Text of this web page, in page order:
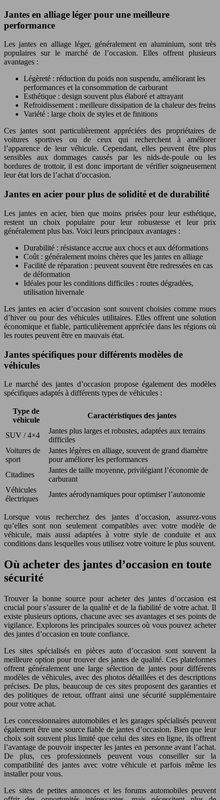
Jantes en alliage léger pour une meilleure
performance
Les jantes en alliage léger, généralement en aluminium, sont très
populaires sur le marché de l’occasion. Elles offrent plusieurs
avantages :
Légèreté : réduction du poids non suspendu, améliorant les
performances et la consommation de carburant
Esthétique : design souvent plus élaboré et attrayant
Refroidissement : meilleure dissipation de la chaleur des freins
Variété : large choix de styles et de finitions
Ces jantes sont particulièrement appréciées des propriétaires de
voitures sportives ou de ceux qui recherchent à améliorer
l’apparence de leur véhicule. Cependant, elles peuvent être plus
sensibles aux dommages causés par les nids-de-poule ou les
bordures de trottoir, il est donc important de vérifier soigneusement
leur état lors de l’achat d’occasion.
Jantes en acier pour plus de solidité et de durabilité
Les jantes en acier, bien que moins prisées pour leur esthétique,
restent un choix populaire pour leur robustesse et leur prix
généralement plus bas. Voici leurs principaux avantages :
Durabilité : résistance accrue aux chocs et aux déformations
Coût : généralement moins chères que les jantes en alliage
Facilité de réparation : peuvent souvent être redressées en cas
de déformation
Idéales pour les conditions difficiles : routes dégradées,
utilisation hivernale
Les jantes en acier d’occasion sont souvent choisies comme roues
d’hiver ou pour des véhicules utilitaires. Elles offrent une solution
économique et fiable, particulièrement appréciée dans les régions où
les routes peuvent être en mauvais état.
Jantes spécifiques pour différents modèles de
véhicules
Le marché des jantes d’occasion propose également des modèles
spécifiques adaptés à différents types de véhicules :
Type de
véhicule
Caractéristiques des jantes
SUV / 4×4
Jantes plus larges et robustes, adaptées aux terrains
difficiles
Voitures de
sport
Jantes légères en alliage, souvent de grand diamètre
pour améliorer les performances
Citadines
Jantes de taille moyenne, privilégiant l’économie de
carburant
Véhicules
électriques
Jantes aérodynamiques pour optimiser l’autonomie
Lorsque vous recherchez des jantes d’occasion, assurez-vous
qu’elles sont non seulement compatibles avec votre modèle de
véhicule, mais aussi adaptées à votre style de conduite et aux
conditions dans lesquelles vous utilisez votre voiture le plus souvent.
Où acheter des jantes d’occasion en toute
sécurité
Trouver la bonne source pour acheter des jantes d’occasion est
crucial pour s’assurer de la qualité et de la fiabilité de votre achat. Il
existe plusieurs options, chacune avec ses avantages et ses points de
vigilance. Explorons les principales sources où vous pouvez acheter
des jantes d’occasion en toute confiance.
Les sites spécialisés en pièces auto d’occasion sont souvent la
meilleure option pour trouver des jantes de qualité. Ces plateformes
offrent généralement une large sélection de jantes pour différents
modèles de véhicules, avec des photos détaillées et des descriptions
précises. De plus, beaucoup de ces sites proposent des garanties et
des politiques de retour, offrant ainsi une sécurité supplémentaire
pour votre achat.
Les concessionnaires automobiles et les garages spécialisés peuvent
également être une source fiable de jantes d’occasion. Bien que leur
choix soit souvent plus limité que celui des sites en ligne, ils offrent
l’avantage de pouvoir inspecter les jantes en personne avant l’achat.
De plus, ces professionnels peuvent vous conseiller sur la
compatibilité des jantes avec votre véhicule et parfois même les
installer pour vous.
Les sites de petites annonces et les forums automobiles peuvent